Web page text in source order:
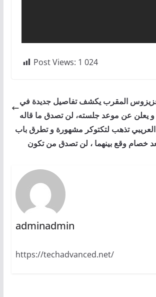
Post Views: 1 024
المقرب يكشف تفاصيل جديدة في
عن موعد جلسته، لن تصدق ما قاله
تذهب لتكتوكر مشهورة و تطرق باب
خصام وقع بينهما ، لن تصدق من تكون
adminadmin
https://techadvanced.net/